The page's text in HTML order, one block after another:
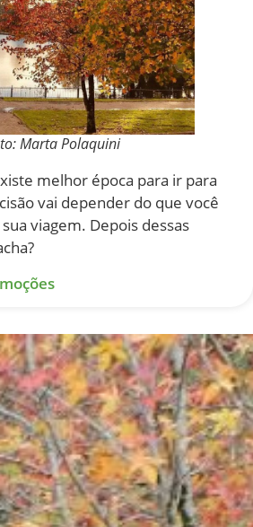
Marta Polaquini
melhor época para ir para
vai depender do que você
viagem. Depois dessas